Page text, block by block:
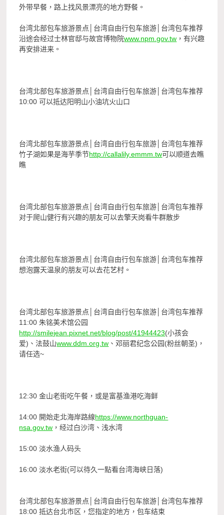
外带早餐，路上找风景漂亮的地方野餐。
台湾北部包车旅游景点│台湾自由行包车旅游│台湾包车推荐
沿途会经过士林官邸与故宫博物院www.npm.gov.tw ，有兴趣
再安排进来。
台湾北部包车旅游景点│台湾自由行包车旅游│台湾包车推荐
10:00 可以抵达阳明山小油坑火山口
台湾北部包车旅游景点│台湾自由行包车旅游│台湾包车推荐
竹子湖如果是海芋季节http://callalily.emmm.tw可以顺道去瞧
瞧
台湾北部包车旅游景点│台湾自由行包车旅游│台湾包车推荐
对于爬山健行有兴趣的朋友可以去擎天岗看牛群散步
台湾北部包车旅游景点│台湾自由行包车旅游│台湾包车推荐
想泡露天温泉的朋友可以去花艺村。
台湾北部包车旅游景点│台湾自由行包车旅游│台湾包车推荐
11:00 朱铭美术馆公园
http://smilejean.pixnet.net/blog/post/41944423(小孩会
爱)、法鼓山www.ddm.org.tw 、邓丽君纪念公园(粉丝朝圣)，
请任选~
12:30 金山老街吃午餐，或是富基渔港吃海鲜
14:00 開始走北海岸路線https://www.northguan-
nsa.gov.tw ，经过白沙湾、浅水湾
15:00 淡水渔人码头
16:00 淡水老街(可以待久一點看台湾海峡日落)
台湾北部包车旅游景点│台湾自由行包车旅游│台湾包车推荐
18:00 抵达台北市区，您指定的地方，包车结束